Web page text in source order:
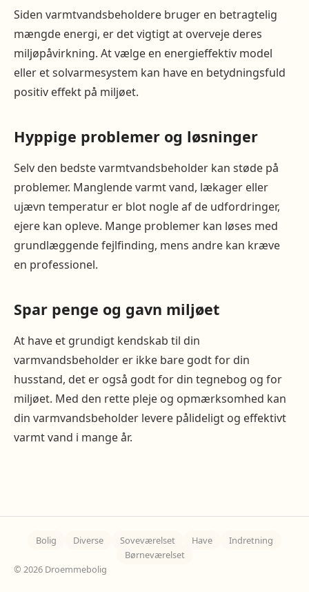
Siden varmtvandsbeholdere bruger en betragtelig
mængde energi, er det vigtigt at overveje deres
miljøpåvirkning. At vælge en energieffektiv model
eller et solvarmesystem kan have en betydningsfuld
positiv effekt på miljøet.
Hyppige problemer og løsninger
Selv den bedste varmtvandsbeholder kan støde på
problemer. Manglende varmt vand, lækager eller
ujævn temperatur er blot nogle af de udfordringer,
ejere kan opleve. Mange problemer kan løses med
grundlæggende fejlfinding, mens andre kan kræve
en professionel.
Spar penge og gavn miljøet
At have et grundigt kendskab til din
varmvandsbeholder er ikke bare godt for din
husstand, det er også godt for din tegnebog og for
miljøet. Med den rette pleje og opmærksomhed kan
din varmvandsbeholder levere pålideligt og effektivt
varmt vand i mange år.
Bolig Diverse Soveværelset Have
Indretning
Børneværelset
© 2026 Droemmebolig